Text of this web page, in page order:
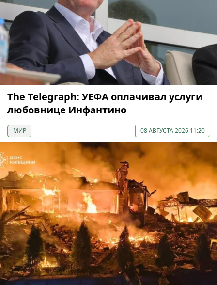
The Telegraph: УЕФА оплачивал услуги
любовнице Инфантино
МИР 08 АВГУСТА 2026 11:20